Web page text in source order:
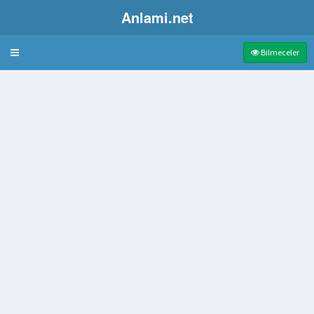
Anlami.net
Bulmaca Bilmeceler